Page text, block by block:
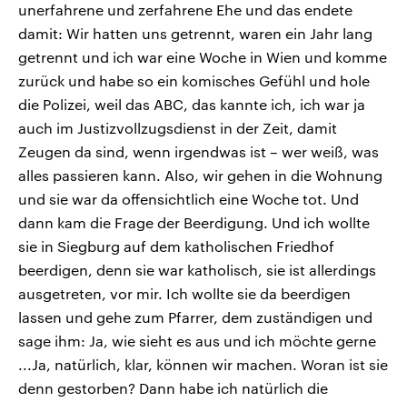
unerfahrene und zerfahrene Ehe und das endete
damit: Wir hatten uns getrennt, waren ein Jahr lang
getrennt und ich war eine Woche in Wien und komme
zurück und habe so ein komisches Gefühl und hole
die Polizei, weil das ABC, das kannte ich, ich war ja
auch im Justizvollzugsdienst in der Zeit, damit
Zeugen da sind, wenn irgendwas ist – wer weiß, was
alles passieren kann. Also, wir gehen in die Wohnung
und sie war da offensichtlich eine Woche tot. Und
dann kam die Frage der Beerdigung. Und ich wollte
sie in Siegburg auf dem katholischen Friedhof
beerdigen, denn sie war katholisch, sie ist allerdings
ausgetreten, vor mir. Ich wollte sie da beerdigen
lassen und gehe zum Pfarrer, dem zuständigen und
sage ihm: Ja, wie sieht es aus und ich möchte gerne
...Ja, natürlich, klar, können wir machen. Woran ist sie
denn gestorben? Dann habe ich natürlich die